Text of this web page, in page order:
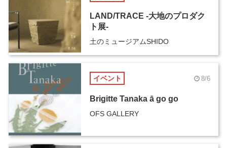
LAND/TRACE -大地のプロダク
ト展-
土のミュージアムSHIDO
イベント 8/6
Brigitte Tanaka ā go go
OFS GALLERY